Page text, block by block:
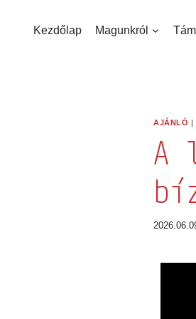
Kezdőlap Magunkról
AJÁNLÓ|
A
2026.06.09.